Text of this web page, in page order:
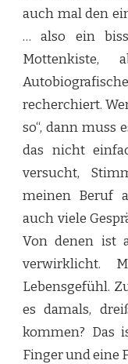
auch mal den
… also ein
recherchiert.
so“, dann muss
das nicht
versucht,
meinen Beruf
auch viele
Von denen ist
verwirklicht.
Lebensgefühl.
es damals,
kommen? Das
Finger und eine